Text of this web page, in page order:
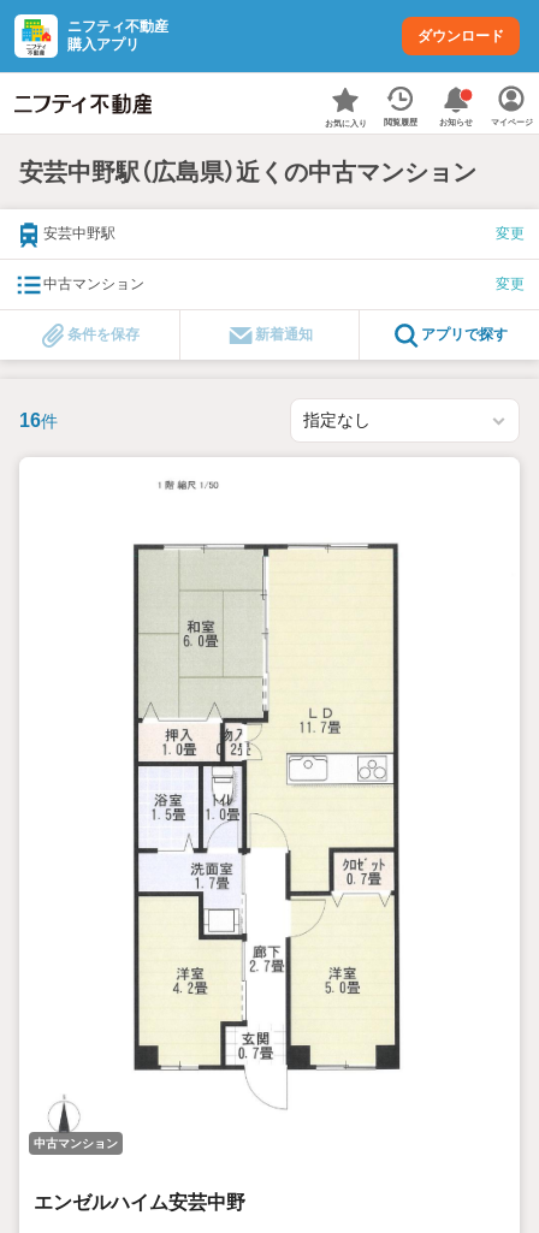
ニフティ不動産
購入アプリ
ダウンロード
お気に入り 閲覧履歴 お知らせ マイページ
安芸中野駅（広島県）近くの中古マンション
安芸中野駅 変更
中古マンション 変更
条件を保存 新着通知 アプリで探す
16件
中古マンション
エンゼルハイム安芸中野